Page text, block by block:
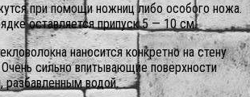
при помощи ножниц либо особого ножа.
оставляется припуск 5 — 10 см.
наносится конкретно на стену
сильно впитывающие поверхности
разбавленным водой.